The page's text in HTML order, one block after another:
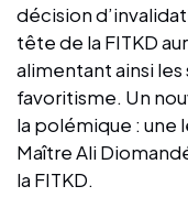
décision
tête de la FITKD
alimentant ainsi
favoritisme. Un
la polémique : une
Maître Ali
la FITKD.